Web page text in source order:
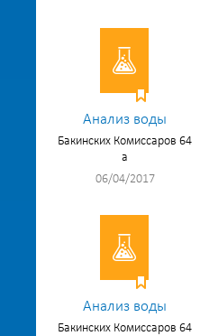
Анализ воды
Бакинских Комиссаров 64
а
06/04/2017
Анализ воды
Бакинских Комиссаров 64